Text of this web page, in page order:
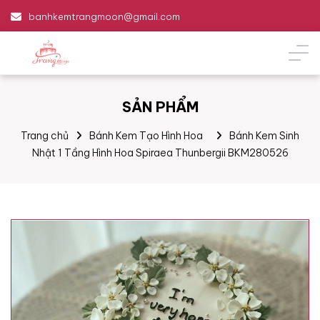
banhkemtrangmoon@gmail.com
SẢN PHẨM
Trang chủ Bánh Kem Tạo Hình Hoa
Bánh Kem Sinh
Nhật 1 Tầng Hình Hoa Spiraea Thunbergii BKM280526